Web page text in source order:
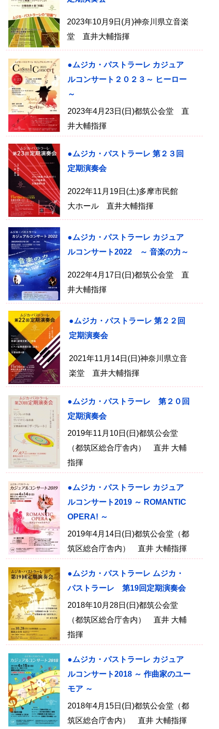
2023年10月9日(月)神奈川県立音楽
堂 直井大輔指揮
●ムジカ・パストラーレ カジュア
ルコンサート２０２３～ ヒーロー
～
2023年4月23日(日)都筑公会堂 直
井大輔指揮
●ムジカ・パストラーレ 第２３回
定期演奏会
2022年11月19日(土)多摩市民館
大ホール 直井大輔指揮
●ムジカ・パストラーレ カジュア
ルコンサート2022 ～ 音楽の力～
2022年4月17日(日)都筑公会堂 直
井大輔指揮
●ムジカ・パストラーレ 第２２回
定期演奏会
2021年11月14日(日)神奈川県立音
楽堂 直井大輔指揮
●ムジカ・パストラーレ 第２０回
定期演奏会
2019年11月10日(日)都筑公会堂
（都筑区総合庁舎内） 直井 大輔
指揮
●ムジカ・パストラーレ カジュア
ルコンサート2019 ～ ROMANTIC
OPERA! ～
2019年4月14日(日)都筑公会堂（都
筑区総合庁舎内） 直井 大輔指揮
●ムジカ・パストラーレ ムジカ・
パストラーレ 第19回定期演奏会
2018年10月28日(日)都筑公会堂
（都筑区総合庁舎内） 直井 大輔
指揮
●ムジカ・パストラーレ カジュア
ルコンサート2018 ～ 作曲家のユー
モア ～
2018年4月15日(日)都筑公会堂（都
筑区総合庁舎内） 直井 大輔指揮